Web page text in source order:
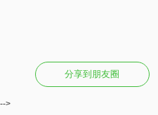
分享到朋友圈
-->